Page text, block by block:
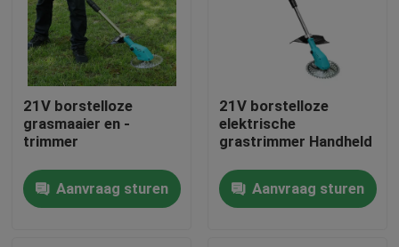
Thuis
Producten
21V borstelloze
grasmaaier en -
trimmer
Aanvraag sturen
21V borstelloze
elektrische
grastrimmer Handheld
Aanvraag sturen